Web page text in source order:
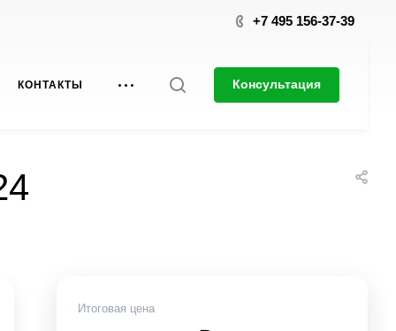
+7 495 156-37-39
КОНТАКТЫ Консультация
Итоговая цена